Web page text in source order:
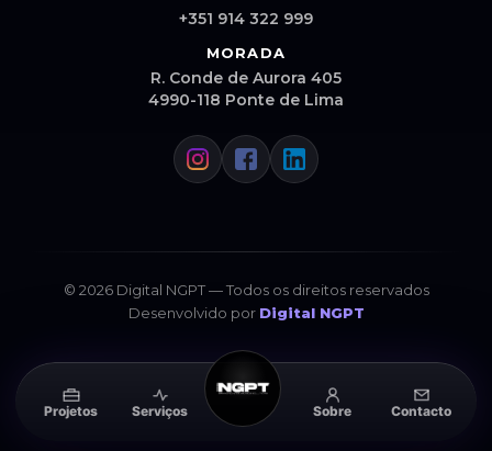
Projetos Serviços Sobre Contacto
+351 914 322 999
MORADA
R. Conde de Aurora 405
4990-118 Ponte de Lima
© 2026 Digital NGPT — Todos os direitos reservados
Desenvolvido por Digital NGPT